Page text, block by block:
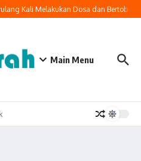
Kali Melakukan Dosa dan Bertobat,
Main Menu